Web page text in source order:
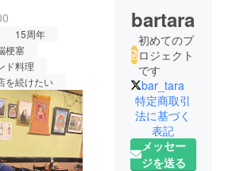
15周年
梗塞
ド料理
を続けたい
bartara
初めてのプ
ロジェクト
です
bar_tara
特定商取引
法に基づく
表記
メッセー
ジを送る